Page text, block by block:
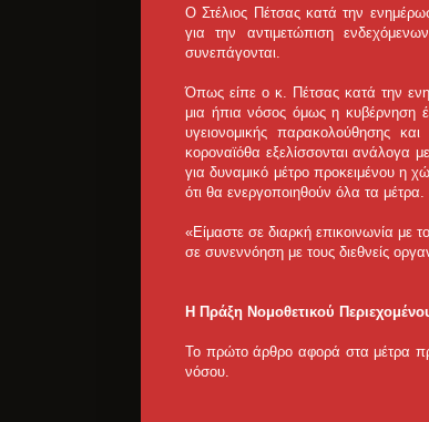
Ο Στέλιος Πέτσας κατά την
για την αντιμετώπιση
συνεπάγονται.
Όπως είπε ο κ. Πέτσας κατά την
μια ήπια νόσος όμως η κυβέρνηση
υγειονομικής παρακολούθησης
κοροναϊόθα εξελίσσονται ανάλογα με
για δυναμικό μέτρο προκειμένου η
ότι θα ενεργοποιηθούν όλα τα
«Είμαστε σε διαρκή επικοινωνία
σε συνεννόηση με τους διεθνείς
Η Πράξη Νομοθετικού
Το πρώτο άρθρο αφορά στα μέτρα
νόσου.